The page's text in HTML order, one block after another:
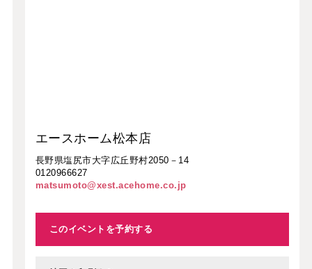
エースホーム松本店
長野県塩尻市大字広丘野村2050－14
0120966627
matsumoto@xest.acehome.co.jp
このイベントを予約する